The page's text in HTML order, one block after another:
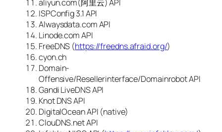
aliyun.com(阿里云) API
ISPConfig 3.1 API
Alwaysdata.com API
Linode.com API
FreeDNS (https://freedns.afraid.org/)
cyon.ch
Domain-
Offensive/Resellerinterface/Domainrobot API
Gandi LiveDNS API
Knot DNS API
DigitalOcean API (native)
ClouDNS.net API